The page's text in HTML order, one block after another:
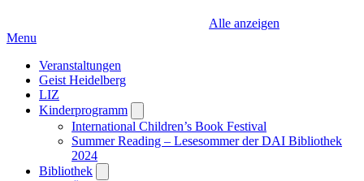
Alle anzeigen
Menu
Veranstaltungen
Geist Heidelberg
LIZ
Kinderprogramm
submenu
International Children’s Book Festival
Summer Reading – Lesesommer der DAI Bibliothek
2024
Bibliothek